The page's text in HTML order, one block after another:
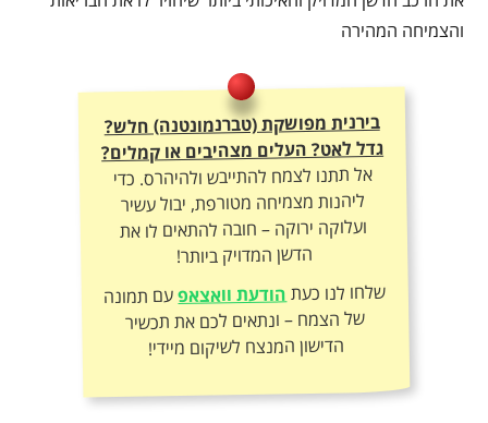
והצמיחה המהירה
בירנית מפושקת (טברנמונטנה) חלש?
גדל לאט? העלים מצהיבים או קמלים?
אל תתנו לצמח להתייבש ולהיהרס. כדי
ליהנות מצמיחה מטורפת, יבול עשיר
ועלוקה ירוקה – חובה להתאים לו את
הדשן המדויק ביותר!
שלחו לנו כעתהודעת וואצאפעם תמונה
של הצמח – ונתאים לכם את תכשיר
הדישון המנצח לשיקום מיידי!